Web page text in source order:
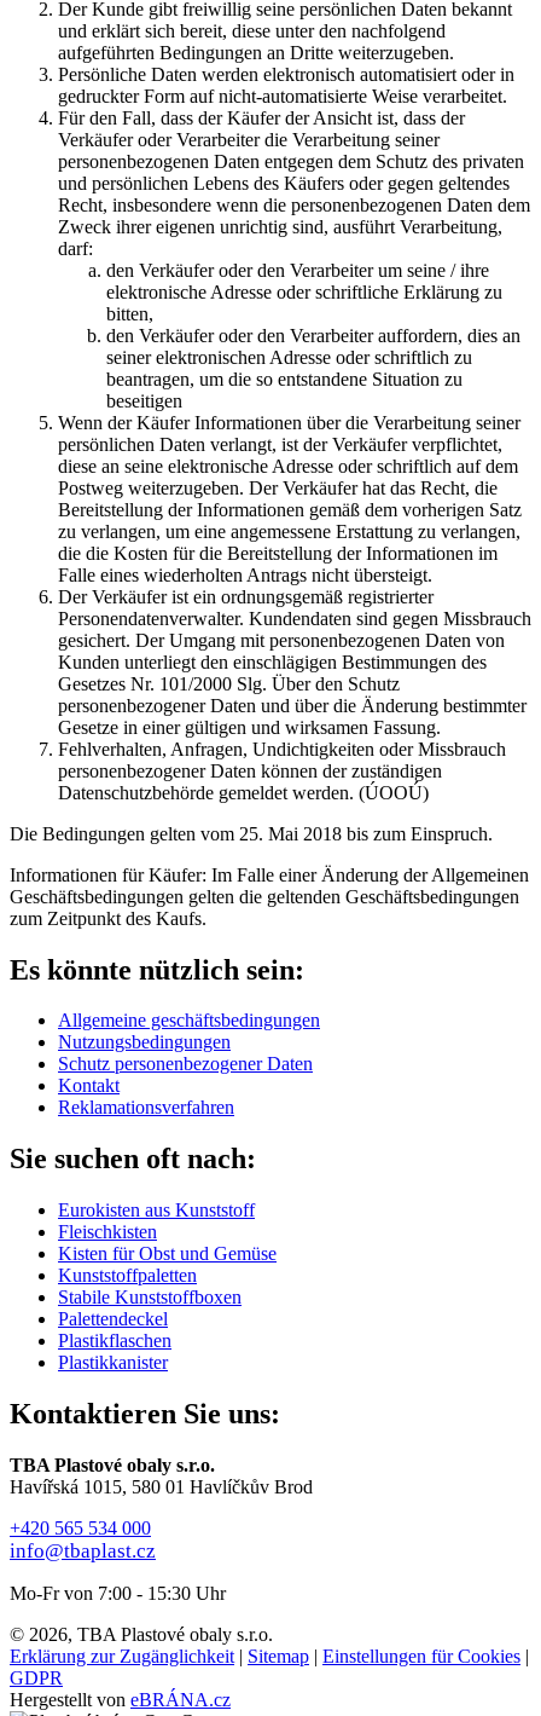
Der Kunde gibt freiwillig seine persönlichen Daten bekannt
und erklärt sich bereit, diese unter den nachfolgend
aufgeführten Bedingungen an Dritte weiterzugeben.
Persönliche Daten werden elektronisch automatisiert oder in
gedruckter Form auf nicht-automatisierte Weise verarbeitet.
Für den Fall, dass der Käufer der Ansicht ist, dass der
Verkäufer oder Verarbeiter die Verarbeitung seiner
personenbezogenen Daten entgegen dem Schutz des privaten
und persönlichen Lebens des Käufers oder gegen geltendes
Recht, insbesondere wenn die personenbezogenen Daten dem
Zweck ihrer eigenen unrichtig sind, ausführt Verarbeitung,
darf:
den Verkäufer oder den Verarbeiter um seine / ihre
elektronische Adresse oder schriftliche Erklärung zu
bitten,
den Verkäufer oder den Verarbeiter auffordern, dies an
seiner elektronischen Adresse oder schriftlich zu
beantragen, um die so entstandene Situation zu
beseitigen
Wenn der Käufer Informationen über die Verarbeitung seiner
persönlichen Daten verlangt, ist der Verkäufer verpflichtet,
diese an seine elektronische Adresse oder schriftlich auf dem
Postweg weiterzugeben. Der Verkäufer hat das Recht, die
Bereitstellung der Informationen gemäß dem vorherigen Satz
zu verlangen, um eine angemessene Erstattung zu verlangen,
die die Kosten für die Bereitstellung der Informationen im
Falle eines wiederholten Antrags nicht übersteigt.
Der Verkäufer ist ein ordnungsgemäß registrierter
Personendatenverwalter. Kundendaten sind gegen Missbrauch
gesichert. Der Umgang mit personenbezogenen Daten von
Kunden unterliegt den einschlägigen Bestimmungen des
Gesetzes Nr. 101/2000 Slg. Über den Schutz
personenbezogener Daten und über die Änderung bestimmter
Gesetze in einer gültigen und wirksamen Fassung.
Fehlverhalten, Anfragen, Undichtigkeiten oder Missbrauch
personenbezogener Daten können der zuständigen
Datenschutzbehörde gemeldet werden. (ÚOOÚ)
Die Bedingungen gelten vom 25. Mai 2018 bis zum Einspruch.
Informationen für Käufer: Im Falle einer Änderung der Allgemeinen
Geschäftsbedingungen gelten die geltenden Geschäftsbedingungen
zum Zeitpunkt des Kaufs.
Es könnte nützlich sein:
Allgemeine geschäftsbedingungen
Nutzungsbedingungen
Schutz personenbezogener Daten
Kontakt
Reklamationsverfahren
Sie suchen oft nach:
Eurokisten aus Kunststoff
Fleischkisten
Kisten für Obst und Gemüse
Kunststoffpaletten
Stabile Kunststoffboxen
Palettendeckel
Plastikflaschen
Plastikkanister
Kontaktieren Sie uns:
TBA Plastové obaly s.r.o.
Havířská 1015, 580 01 Havlíčkův Brod
+420 565 534 000
info@tbaplast.cz
Mo-Fr von 7:00 - 15:30 Uhr
© 2026, TBA Plastové obaly s.r.o.
Erklärung zur Zugänglichkeit | Sitemap | Einstellungen für Cookies |
GDPR
Hergestellt von eBRÁNA.cz